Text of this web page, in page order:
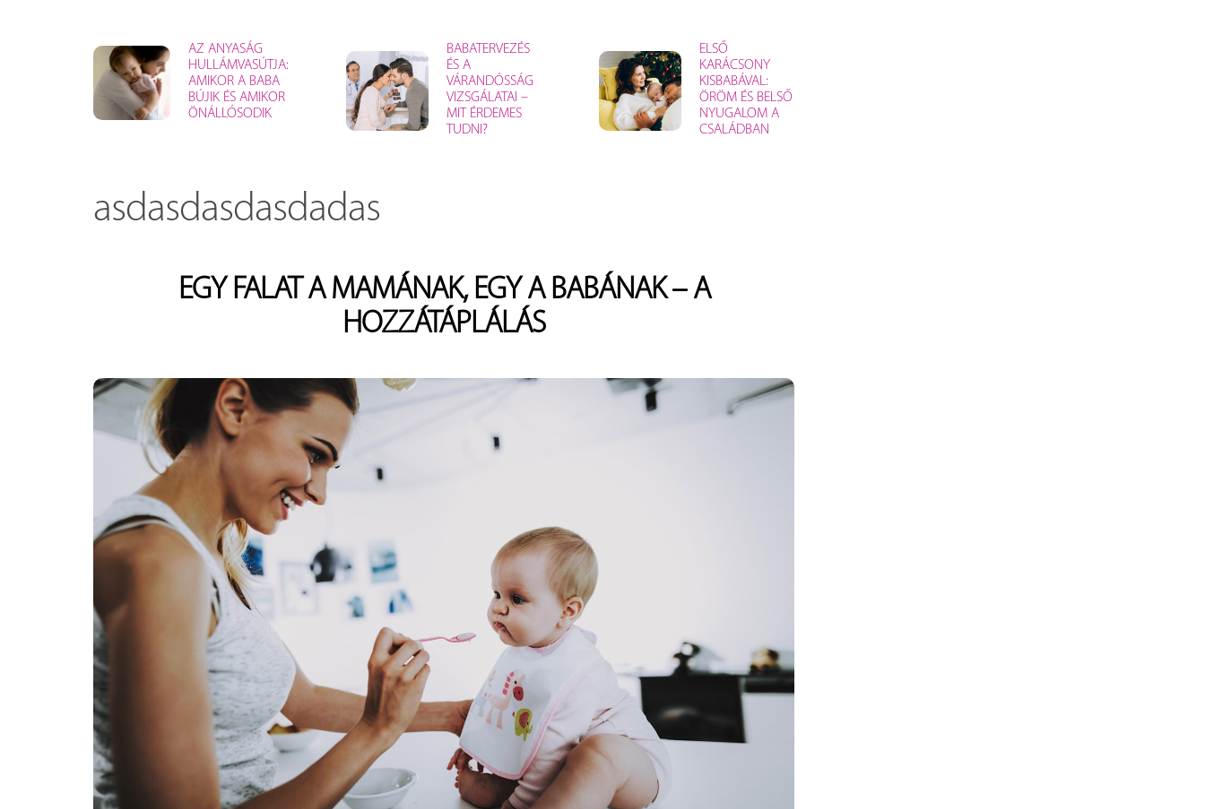
AZ ANYASÁG
HULLÁMVASÚTJA:
AMIKOR A BABA
BÚJIK ÉS AMIKOR
ÖNÁLLÓSODIK
BABATERVEZÉS
ÉS A
VÁRANDÓSSÁG
VIZSGÁLATAI –
MIT ÉRDEMES
TUDNI?
ELSŐ
KARÁCSONY
KISBABÁVAL:
ÖRÖM ÉS BELSŐ
NYUGALOM A
CSALÁDBAN
asdasdasdasdadas
EGY FALAT A MAMÁNAK, EGY A BABÁNAK – A
HOZZÁTÁPLÁLÁS